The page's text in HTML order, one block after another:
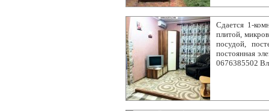
Сдается 1-
плитой,
посудой,
постоянная
0676385502